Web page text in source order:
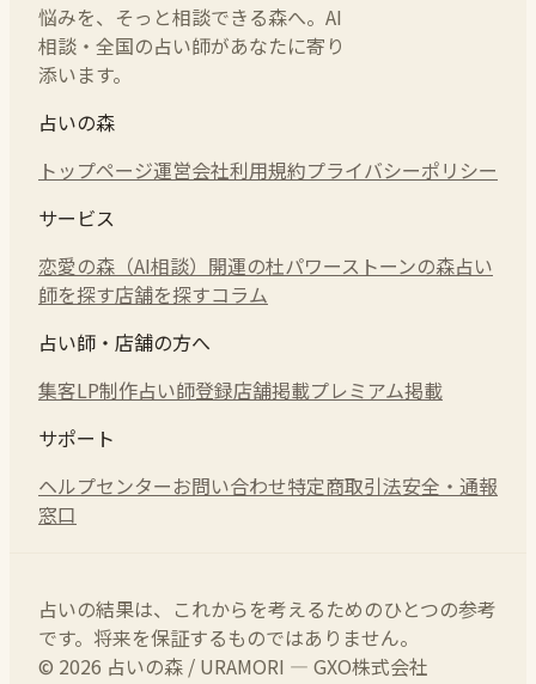
悩みを、そっと相談できる森へ。AI
相談・全国の占い師があなたに寄り
添います。
占いの森
トップページ運営会社利用規約プライバシーポリシー
サービス
恋愛の森（AI相談） 開運の杜パワーストーンの森占い
師を探す店舗を探すコラム
占い師・店舗の方へ
集客LP制作占い師登録店舗掲載プレミアム掲載
サポート
ヘルプセンターお問い合わせ特定商取引法安全・通報
窓口
占いの結果は、これからを考えるためのひとつの参考
です。将来を保証するものではありません。
© 2026 占いの森 / URAMORI — GXO株式会社